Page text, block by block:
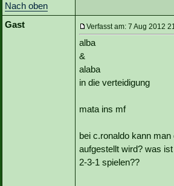
Nach oben
Gast
Verfasst am: 7 Aug 2012
alba
&
alaba
in die verteidigung
mata ins mf
bei c.ronaldo kann
aufgestellt wird? was
2-3-1 spielen??